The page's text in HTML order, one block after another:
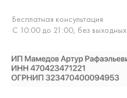
Бесплатная консультация
С 10:00 до 21:00, без выходных